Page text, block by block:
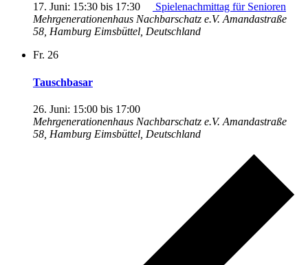
17. Juni: 15:30 bis 17:30
Spielenachmittag für Senioren
Mehrgenerationenhaus Nachbarschatz e.V. Amandastraße
58, Hamburg Eimsbüttel, Deutschland
Fr. 26
Tauschbasar
26. Juni: 15:00 bis 17:00
Mehrgenerationenhaus Nachbarschatz e.V. Amandastraße
58, Hamburg Eimsbüttel, Deutschland